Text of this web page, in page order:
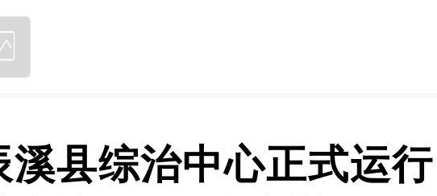
溪县综治中心正式运